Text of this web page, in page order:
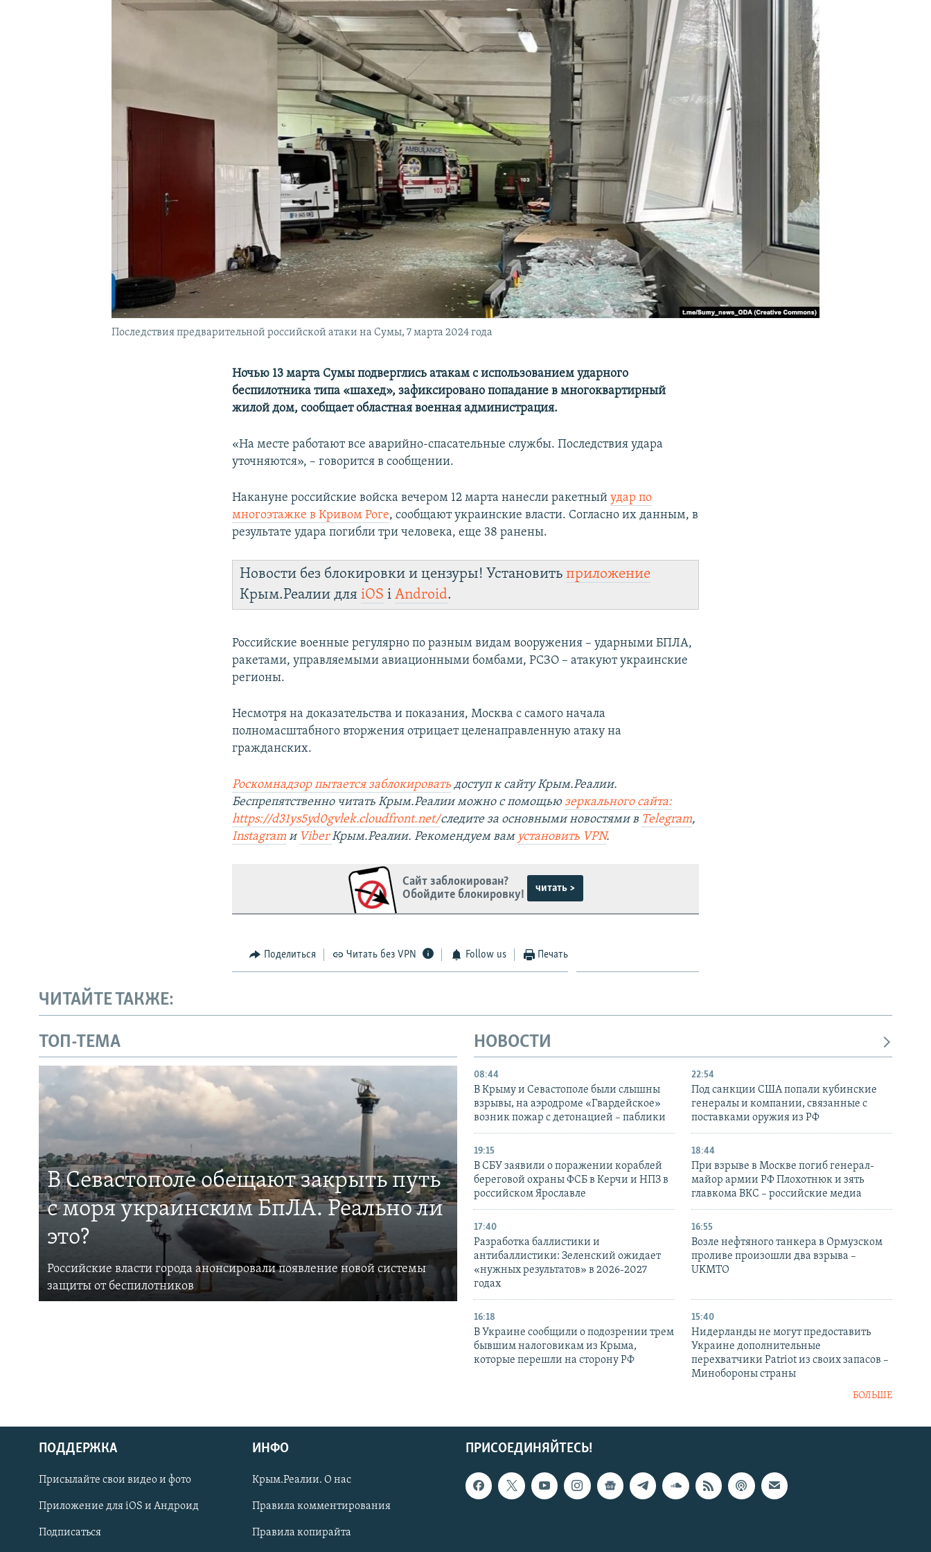
Українською
Qırımtatar
ПРИСОЕДИНЯЙТЕСЬ!
Последствия предварительной российской атаки на Сумы, 7 марта 2024 года
Ночью 13 марта Сумы подверглись атакам с использованием ударного
беспилотника типа «шахед», зафиксировано попадание в многоквартирный
жилой дом, сообщает областная военная администрация.
«На месте работают все аварийно-спасательные службы. Последствия удара
уточняются», – говорится в сообщении.
Накануне российские войска вечером 12 марта нанесли ракетныйудар по
многоэтажке в Кривом Роге, сообщают украинские власти. Согласно их данным, в
результате удара погибли три человека, еще 38 ранены.
Новости без блокировки и цензуры! Установитьприложение
Крым.Реалии дляiOS іAndroid.
Российские военные регулярно по разным видам вооружения – ударными БПЛА,
ракетами, управляемыми авиационными бомбами, РСЗО – атакуют украинские
регионы.
Несмотря на доказательства и показания, Москва с самого начала
полномасштабного вторжения отрицает целенаправленную атаку на
гражданских.
Роскомнадзор пытается заблокировать доступ к сайту Крым.Реалии.
Беспрепятственно читать Крым.Реалии можно с помощьюзеркального сайта:
https://d31ys5yd0gvlek.cloudfront.net/следите за основными новостями в Telegram,
Instagram и ViberКрым.Реалии. Рекомендуем вам установить VPN.
Сайт заблокирован?
Обойдите блокировку!
читать >
Поделиться Читать без VPN Follow us Печать
ЧИТАЙТЕ ТАКЖЕ:
ТОП-ТЕМА
В Севастополе обещают закрыть путь
с моря украинским БпЛА. Реально ли
это?
Российские власти города анонсировали появление новой системы
защиты от беспилотников
НОВОСТИ
08:44
В Крыму и Севастополе были слышны
взрывы, на аэродроме «Гвардейское»
возник пожар с детонацией – паблики
22:54
Под санкции США попали кубинские
генералы и компании, связанные с
поставками оружия из РФ
19:15
В СБУ заявили о поражении кораблей
береговой охраны ФСБ в Керчи и НПЗ в
российском Ярославле
18:44
При взрыве в Москве погиб генерал-
майор армии РФ Плохотнюк и зять
главкома ВКС – российские медиа
17:40
Разработка баллистики и
антибаллистики: Зеленский ожидает
«нужных результатов» в 2026-2027
годах
16:55
Возле нефтяного танкера в Ормузском
проливе произошли два взрыва –
UKMTO
16:18
В Украине сообщили о подозрении трем
бывшим налоговикам из Крыма,
которые перешли на сторону РФ
15:40
Нидерланды не могут предоставить
Украине дополнительные
перехватчики Patriot из своих запасов –
Минобороны страны
БОЛЬШЕ
ПРИСОЕДИНЯЙТЕСЬ!
ПОДДЕРЖКА
Присылайте свои видео и фото
Приложение для iOS и Андроид
Подписаться
ИНФО
Крым.Реалии. О нас
Правила комментирования
Правила копирайта